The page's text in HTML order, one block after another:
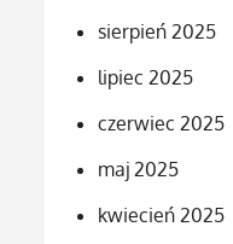
sierpień 2025
lipiec 2025
czerwiec 2025
maj 2025
kwiecień 2025